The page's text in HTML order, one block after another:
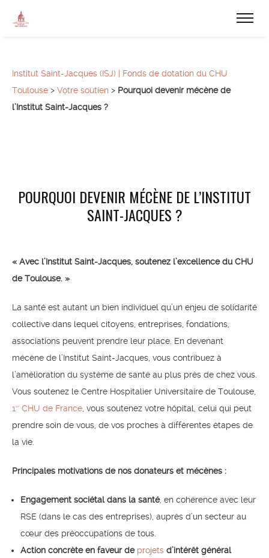
Institut Saint-Jacques (ISJ) | Fonds de dotation du CHU
Toulouse > Votre soutien > Pourquoi devenir mécène de
l’Institut Saint-Jacques ?
POURQUOI DEVENIR MÉCÈNE DE L’INSTITUT
SAINT-JACQUES ?
« Avec l’Institut Saint-Jacques, soutenez l’excellence du CHU
de Toulouse. »
La santé est autant un bien individuel qu’un enjeu de solidarité
collective dans lequel citoyens, entreprises, fondations,
associations peuvent prendre leur place. En devenant
mécène de l’Institut Saint-Jacques, vous contribuez à
l’amélioration du système de santé au plus près de chez vous.
Vous soutenez le Centre Hospitalier Universitaire de Toulouse,
1 er CHU de France , vous soutenez votre hôpital, celui qui peut
prendre soin de vous, de vos proches à différentes étapes de
la vie.
Principales motivations de nos donateurs et mécènes :
Engagement sociétal dans la santé, en cohérence avec leur
RSE (dans le cas des entreprises), auprès d’un secteur au
cœur des préoccupations de tous.
Action concrète en faveur de projets d’intérêt général